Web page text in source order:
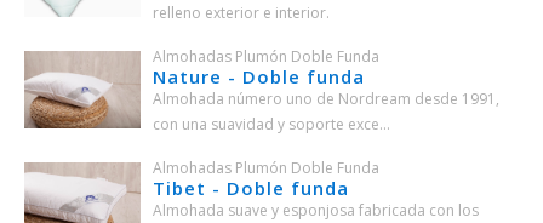
relleno exterior e interior.
Almohadas Plumón Doble Funda
Nature - Doble funda
Almohada número uno de Nordream desde 1991,
con una suavidad y soporte exce...
Almohadas Plumón Doble Funda
Tibet - Doble funda
Almohada suave y esponjosa fabricada con los